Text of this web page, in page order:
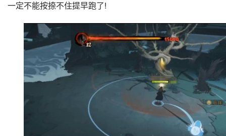
一定不能按捺不住提早跑了!